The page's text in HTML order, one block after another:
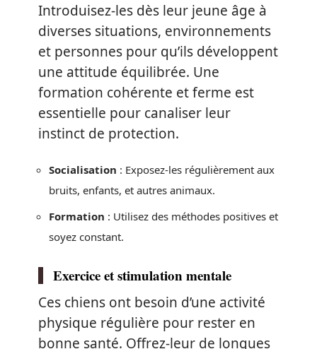
Introduisez-les dès leur jeune âge à
diverses situations, environnements
et personnes pour qu’ils développent
une attitude équilibrée. Une
formation cohérente et ferme est
essentielle pour canaliser leur
instinct de protection.
Socialisation : Exposez-les régulièrement aux
bruits, enfants, et autres animaux.
Formation : Utilisez des méthodes positives et
soyez constant.
Exercice et stimulation mentale
Ces chiens ont besoin d’une activité
physique régulière pour rester en
bonne santé. Offrez-leur de longues